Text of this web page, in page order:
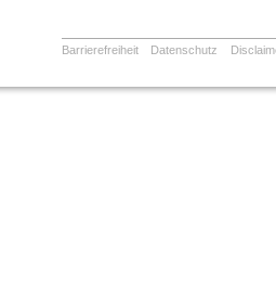
Barrierefreiheit Datenschutz